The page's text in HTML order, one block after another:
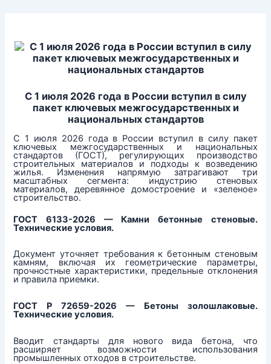
С 1 июля 2026 года в России вступил в силу
пакет ключевых межгосударственных и
национальных стандартов
С 1 июля 2026 года в России вступил в силу пакет
ключевых межгосударственных и национальных
стандартов (ГОСТ), регулирующих производство
строительных материалов и подходы к возведению
жилья. Изменения напрямую затрагивают три
масштабных сегмента: индустрию стеновых
материалов, деревянное домостроение и «зеленое»
строительство.
ГОСТ 6133-2026 — Камни бетонные стеновые.
Технические условия.
Документ уточняет требования к бетонным стеновым
камням, включая их геометрические параметры,
прочностные характеристики, предельные отклонения
и правила приемки.
ГОСТ Р 72659-2026 — Бетоны золошлаковые.
Технические условия.
Вводит стандарты для нового вида бетона, что
расширяет возможности использования
промышленных отходов в строительстве.